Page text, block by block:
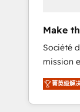
objectifs
400
vos
HubSpot
question
Make
Société
mission
菁英级解